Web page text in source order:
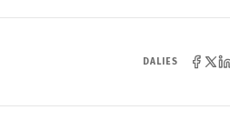
DALIES